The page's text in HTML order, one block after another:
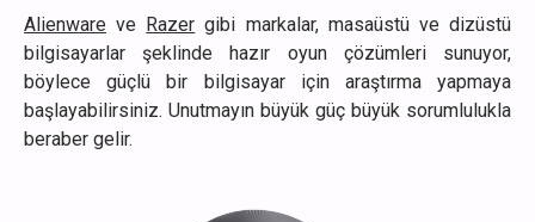
Alienware ve Razer gibi markalar, masaüstü ve dizüstü
bilgisayarlar şeklinde hazır oyun çözümleri sunuyor,
böylece güçlü bir bilgisayar için araştırma yapmaya
başlayabilirsiniz. Unutmayın büyük güç büyük sorumlulukla
beraber gelir.